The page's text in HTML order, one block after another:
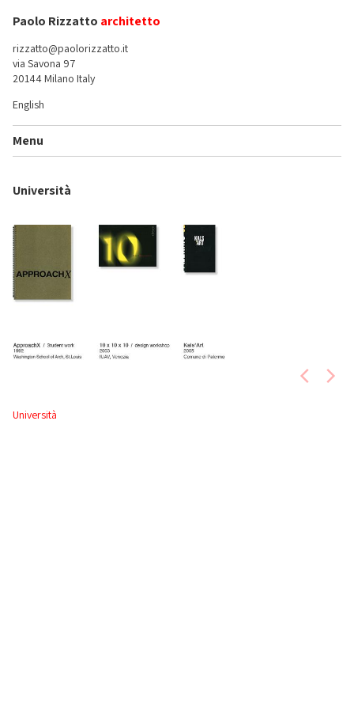
Paolo Rizzatto architetto
rizzatto@paolorizzatto.it
via Savona 97
20144 Milano Italy
English
Menu
Università
Università